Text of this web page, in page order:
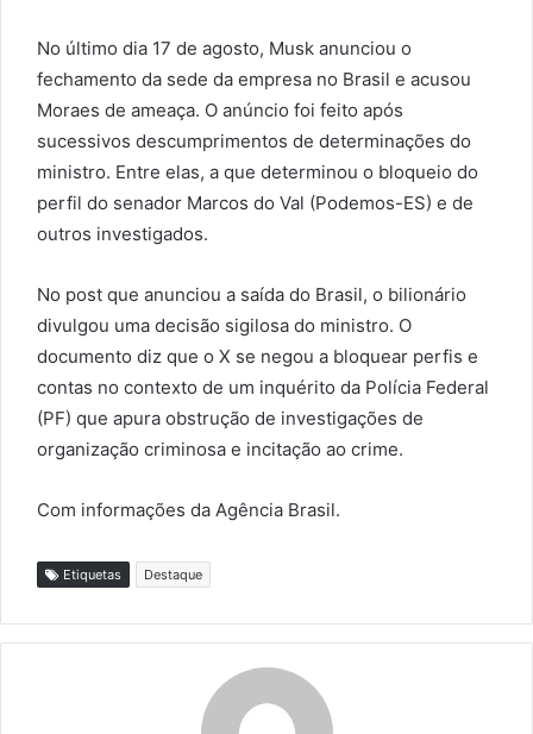
No último dia 17 de agosto, Musk anunciou o
fechamento da sede da empresa no Brasil e acusou
Moraes de ameaça. O anúncio foi feito após
sucessivos descumprimentos de determinações do
ministro. Entre elas, a que determinou o bloqueio do
perfil do senador Marcos do Val (Podemos-ES) e de
outros investigados.
No post que anunciou a saída do Brasil, o bilionário
divulgou uma decisão sigilosa do ministro. O
documento diz que o X se negou a bloquear perfis e
contas no contexto de um inquérito da Polícia Federal
(PF) que apura obstrução de investigações de
organização criminosa e incitação ao crime.
Com informações da Agência Brasil.
Etiquetas Destaque